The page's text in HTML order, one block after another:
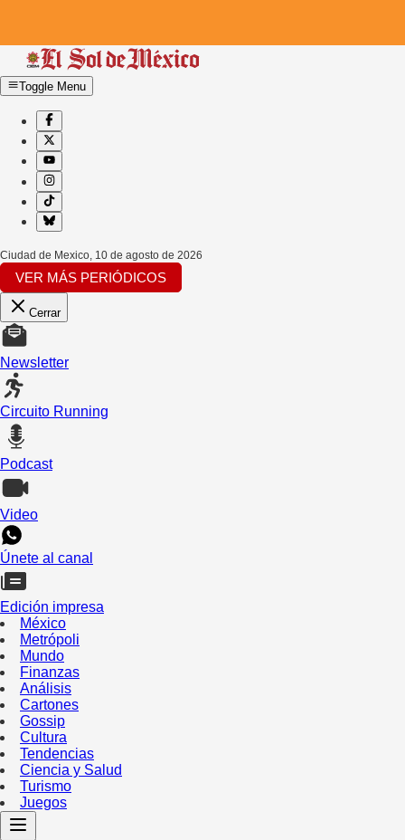
Toggle Menu
Ciudad de Mexico, 10 de agosto de 2026
VER MÁS PERIÓDICOS
Cerrar
Newsletter
Circuito Running
Podcast
Video
Únete al canal
Edición impresa
México
Metrópoli
Mundo
Finanzas
Análisis
Cartones
Gossip
Cultura
Tendencias
Ciencia y Salud
Turismo
Juegos